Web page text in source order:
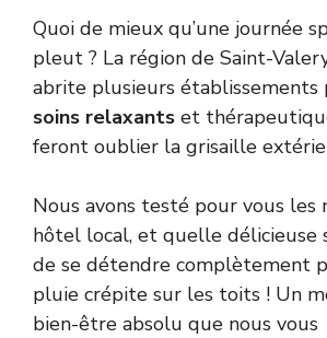
Quoi de mieux qu’une journée
pleut ? La région de Saint-
abrite plusieurs établissements
soins relaxants et
feront oublier la grisaille
Nous avons testé pour vous les
hôtel local, et quelle délicieuse
de se détendre complètement
pluie crépite sur les toits ! Un
bien-être absolu que nous vous